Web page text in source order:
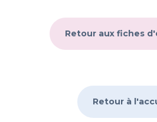
Retour aux fiches
Retour à